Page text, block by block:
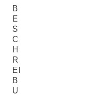
B
E
S
C
H
R
EI
B
U